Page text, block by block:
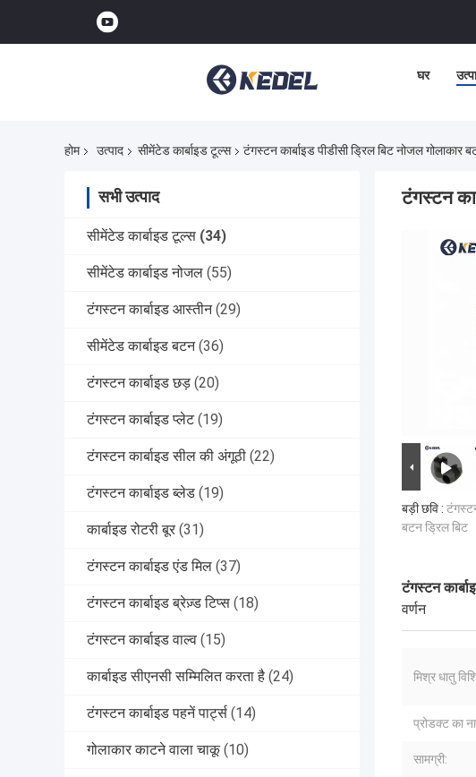
घर
होम उत्पाद सीमेंटेड कार्बाइड टूल्स टंगस्टन कार्बाइड पीडीसी ड्रिल बिट नोजल गोलाकार
सभी उत्पाद
सीमेंटेड कार्बाइड टूल्स (34)
सीमेंटेड कार्बाइड नोजल (55)
टंगस्टन कार्बाइड आस्तीन (29)
सीमेंटेड कार्बाइड बटन (36)
टंगस्टन कार्बाइड छड़ (20)
टंगस्टन कार्बाइड प्लेट (19)
टंगस्टन कार्बाइड सील की अंगूठी (22)
टंगस्टन कार्बाइड ब्लेड (19)
कार्बाइड रोटरी बूर (31)
टंगस्टन कार्बाइड एंड मिल (37)
टंगस्टन कार्बाइड ब्रेज़्ड टिप्स (18)
टंगस्टन कार्बाइड वाल्व (15)
कार्बाइड सीएनसी सम्मिलित करता है (24)
टंगस्टन कार्बाइड पहनें पार्ट्स (14)
गोलाकार काटने वाला चाकू (10)
टंगस्टन
बड़ी छवि :
बटन ड्रिल बिट
टंगस्टन
वर्णन
मिश्र धातु
प्रोडक्ट का
सामग्री: